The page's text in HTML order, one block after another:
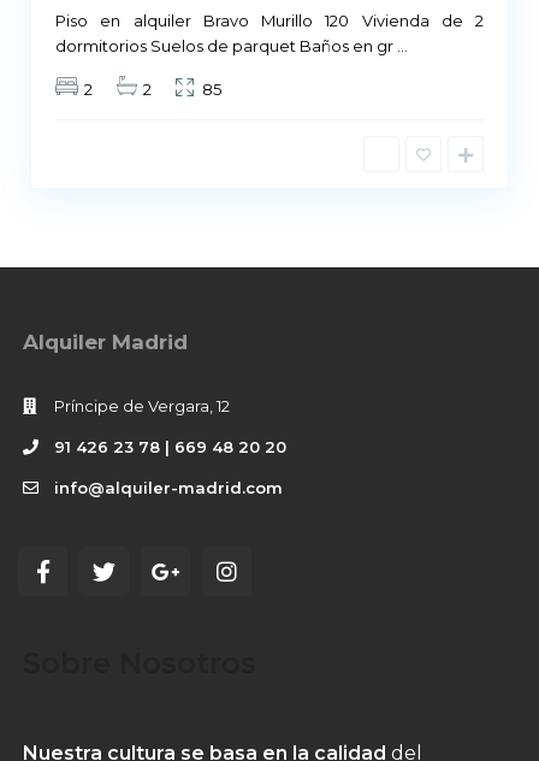
Piso en alquiler Bravo Murillo 120 Vivienda de 2
dormitorios Suelos de parquet Baños en gr
2 2 85
Alquiler Madrid
Príncipe de Vergara, 12
91 426 23 78 | 669 48 20 20
info@alquiler-madrid.com
Nuestra cultura se basa en la calidad del